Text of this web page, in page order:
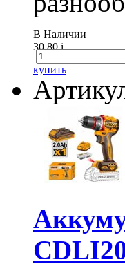
В Наличии
30.80i
купить